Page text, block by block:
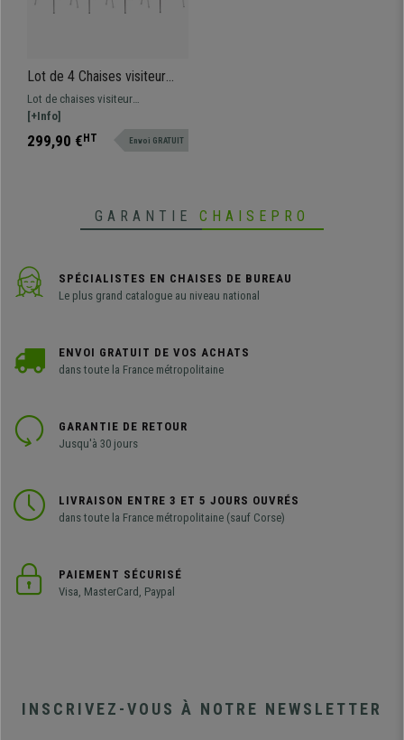
Lot de 4 Chaises visiteur
LYON, Empilables, en Bois,
Marron Clair
Lot de chaises visiteur
confortables, fonctionnelles et
empilables. Design moderne et
actuel.
[+Info]
299,90 €HT Envoi GRATUIT
GARANTIE CHAISEPRO
SPÉCIALISTES EN CHAISES DE BUREAU
Le plus grand catalogue au niveau national
ENVOI GRATUIT DE VOS ACHATS
dans toute la France métropolitaine
GARANTIE DE RETOUR
Jusqu'à 30 jours
LIVRAISON ENTRE 3 ET 5 JOURS OUVRÉS
dans toute la France métropolitaine (sauf Corse)
PAIEMENT SÉCURISÉ
Visa, MasterCard, Paypal
INSCRIVEZ-VOUS À NOTRE NEWSLETTER